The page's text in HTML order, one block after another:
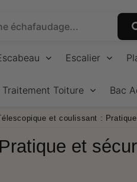
Escalier
Traitement Toiture Bac
et coulissant :
et